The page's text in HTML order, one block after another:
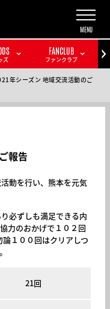
ズ
FANCLUB
ファンクラブ
年シーズン 地域交流活動のご
報告
動を行い、熊本を元気
必ずしも満足できる内
力のおかげで１０２回
１００回はクリアしつ
21回